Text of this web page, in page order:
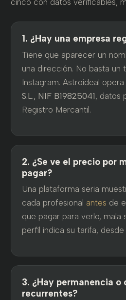
cinco con datos verificables,
1. ¿Hay una empresa
Tiene que aparecer un
una dirección. No basta un
Instagram. Astroideal opera
S.L., NIF B19825041 , datos
Registro Mercantil.
2. ¿Se ve el precio por
pagar?
Una plataforma seria
cada profesional antes de
que pagar para verlo, mala
perfil indica su tarifa,
3. ¿Hay permanencia o
recurrentes?